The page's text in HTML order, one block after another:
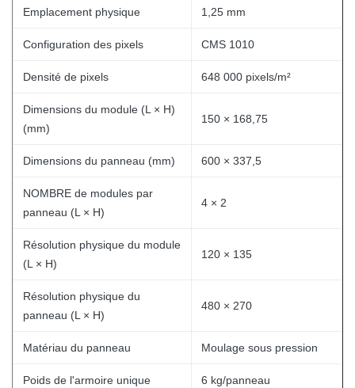
Emplacement physique 1,25 mm
Configuration des pixels CMS 1010
Densité de pixels 648 000 pixels/m²
Dimensions du module (L × H)
(mm)
150 × 168,75
Dimensions du panneau (mm) 600 × 337,5
NOMBRE de modules par
panneau (L × H)
4 × 2
Résolution physique du module
(L × H)
120 × 135
Résolution physique du
panneau (L × H)
480 × 270
Matériau du panneau Moulage sous pression
Poids de l'armoire unique 6 kg/panneau